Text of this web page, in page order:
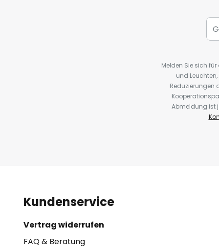
Melden Sie sich
und
Reduzierungen
Abmeldung ist
Kundenservice
Vertrag widerrufen
FAQ & Beratung